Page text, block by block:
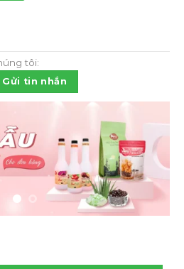
tôi:
Gửi tin nhắn